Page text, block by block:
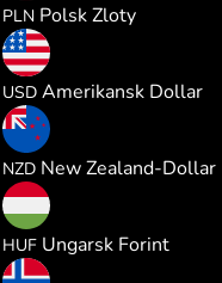
PLN Polsk Zloty
USD Amerikansk Dollar
NZD New Zealand-Dollar
HUF Ungarsk Forint